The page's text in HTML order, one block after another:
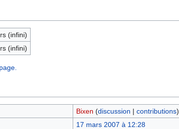
(infini)
(infini)
Bixen (discussion | contributions)
17 mars 2007 à 12:28